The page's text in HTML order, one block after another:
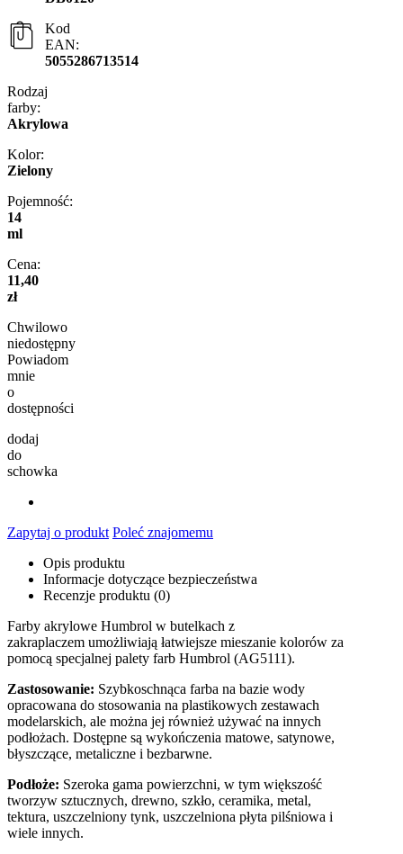
Kod
EAN:
5055286713514
Rodzaj
farby:
Akrylowa
Kolor:
Zielony
Pojemność:
14
ml
Cena:
11,40
zł
Chwilowo
niedostępny
Powiadom
mnie
o
dostępności
dodaj
do
schowka
Zapytaj o produkt Poleć znajomemu
Opis produktu
Informacje dotyczące bezpieczeństwa
Recenzje produktu (0)
Farby akrylowe Humbrol w butelkach z
zakraplaczem umożliwiają łatwiejsze mieszanie kolorów za
pomocą specjalnej palety farb Humbrol (AG5111).
Zastosowanie: Szybkoschnąca farba na bazie wody
opracowana do stosowania na plastikowych zestawach
modelarskich, ale można jej również używać na innych
podłożach. Dostępne są wykończenia matowe, satynowe,
błyszczące, metaliczne i bezbarwne.
Podłoże: Szeroka gama powierzchni, w tym większość
tworzyw sztucznych, drewno, szkło, ceramika, metal,
tektura, uszczelniony tynk, uszczelniona płyta pilśniowa i
wiele innych.